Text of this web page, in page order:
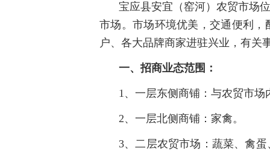
宝应县安宜（窑河）农贸市场
市场。市场环境优美，交通便利
户、各大品牌商家进驻兴业，有关
一、招商业态范围：
1、一层东侧商铺：与农贸市
2、一层北侧商铺：家禽。
3、二层农贸市场：蔬菜、禽